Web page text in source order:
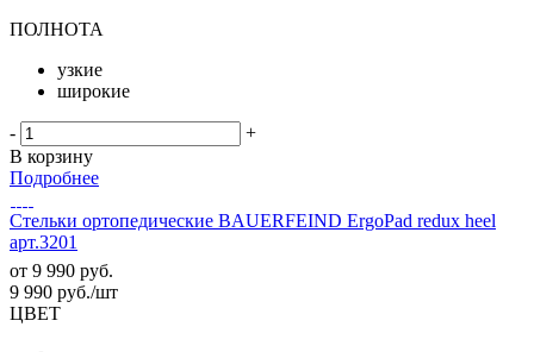
ПОЛНОТА
узкие
широкие
-
+
В корзину
Подробнее
Стельки ортопедические BAUERFEIND ErgoPad redux heel
арт.3201
от 9 990 руб.
9 990 руб./шт
ЦВЕТ